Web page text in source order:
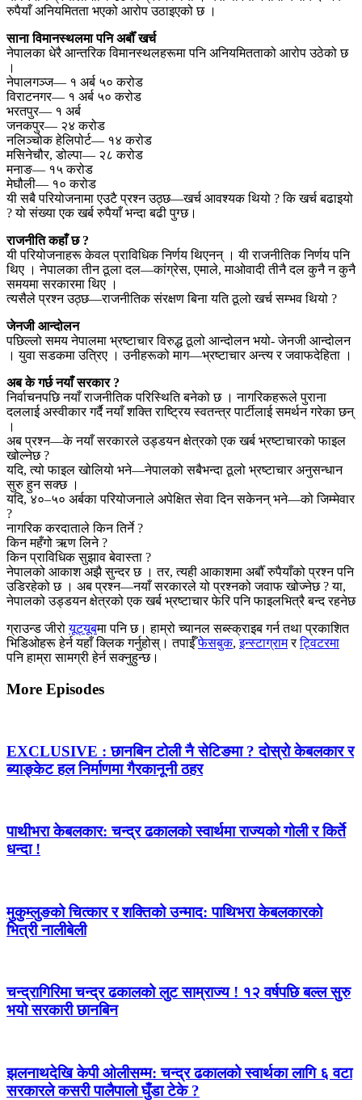
रुपैयाँ अनियमितता भएको आरोप उठाइएको छ ।
साना विमानस्थलमा पनि अर्बौँ खर्च
नेपालका धेरै आन्तरिक विमानस्थलहरूमा पनि अनियमितताको आरोप उठेको छ
।
नेपालगञ्ज— १ अर्ब ५० करोड
विराटनगर— १ अर्ब ५० करोड
भरतपुर— १ अर्ब
जनकपुर— २४ करोड
नलिञ्चोक हेलिपोर्ट— १४ करोड
मसिनेचौर, डोल्पा— २८ करोड
मनाङ— १५ करोड
मेघौली— १० करोड
यी सबै परियोजनामा एउटै प्रश्न उठ्छ—खर्च आवश्यक थियो ? कि खर्च बढाइयो
? यो संख्या एक खर्ब रुपैयाँ भन्दा बढी पुग्छ।
राजनीति कहाँ छ ?
यी परियोजनाहरू केवल प्राविधिक निर्णय थिएनन् । यी राजनीतिक निर्णय पनि
थिए । नेपालका तीन ठूला दल—कांग्रेस, एमाले, माओवादी तीनै दल कुनै न कुनै
समयमा सरकारमा थिए ।
त्यसैले प्रश्न उठ्छ—राजनीतिक संरक्षण बिना यति ठूलो खर्च सम्भव थियो ?
जेनजी आन्दोलन
पछिल्लो समय नेपालमा भ्रष्टाचार विरुद्ध ठूलो आन्दोलन भयो- जेनजी आन्दोलन
। युवा सडकमा उत्रिए । उनीहरूको माग—भ्रष्टाचार अन्त्य र जवाफदेहिता ।
अब के गर्छ नयाँ सरकार ?
निर्वाचनपछि नयाँ राजनीतिक परिस्थिति बनेको छ । नागरिकहरूले पुराना
दललाई अस्वीकार गर्दै नयाँ शक्ति राष्ट्रिय स्वतन्त्र पार्टीलाई समर्थन गरेका छन्
।
अब प्रश्न—के नयाँ सरकारले उड्डयन क्षेत्रको एक खर्ब भ्रष्टाचारको फाइल
खोल्नेछ ?
यदि, त्यो फाइल खोलियो भने—नेपालको सबैभन्दा ठूलो भ्रष्टाचार अनुसन्धान
सुरु हुन सक्छ ।
यदि, ४०–५० अर्बका परियोजनाले अपेक्षित सेवा दिन सकेनन् भने—को जिम्मेवार
?
नागरिक करदाताले किन तिर्ने ?
किन महँगो ऋण लिने ?
किन प्राविधिक सुझाव बेवास्ता ?
नेपालको आकाश अझै सुन्दर छ । तर, त्यही आकाशमा अर्बौँ रुपैयाँको प्रश्न पनि
उडिरहेको छ । अब प्रश्न—नयाँ सरकारले यो प्रश्नको जवाफ खोज्नेछ ? या,
नेपालको उड्डयन क्षेत्रको एक खर्ब भ्रष्टाचार फेरि पनि फाइलभित्रै बन्द रहनेछ
ग्राउन्ड जीरोयूट्यूबमा पनि छ। हाम्रो च्यानल सब्स्क्राइब गर्न तथा प्रकाशित
भिडिओहरू हेर्न यहाँ क्लिक गर्नुहोस्। तपाईँफेसबुक,इन्स्टाग्रामरट्विटरमा
पनि हाम्रा सामग्री हेर्न सक्नुहुन्छ।
More Episodes
EXCLUSIVE : छानबिन टोली नै सेटिङमा ? दोस्रो केबलकार र
ब्याङ्केट हल निर्माणमा गैरकानूनी ठहर
पाथीभरा केबलकार: चन्द्र ढकालको स्वार्थमा राज्यको गोली र किर्ते
धन्दा !
मुकुम्लुङको चित्कार र शक्तिको उन्माद: पाथिभरा केबलकारको
भित्री नालीबेली
चन्द्रागिरिमा चन्द्र ढकालको लुट साम्राज्य ! १२ वर्षपछि बल्ल सुरु
भयो सरकारी छानबिन
झलनाथदेखि केपी ओलीसम्म: चन्द्र ढकालको स्वार्थका लागि ६ वटा
सरकारले कसरी पालैपालो घुँडा टेके ?